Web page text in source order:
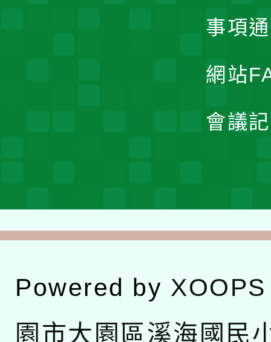
事項
網站
會議
Powered by XOOPS
園市大園區溪海國民